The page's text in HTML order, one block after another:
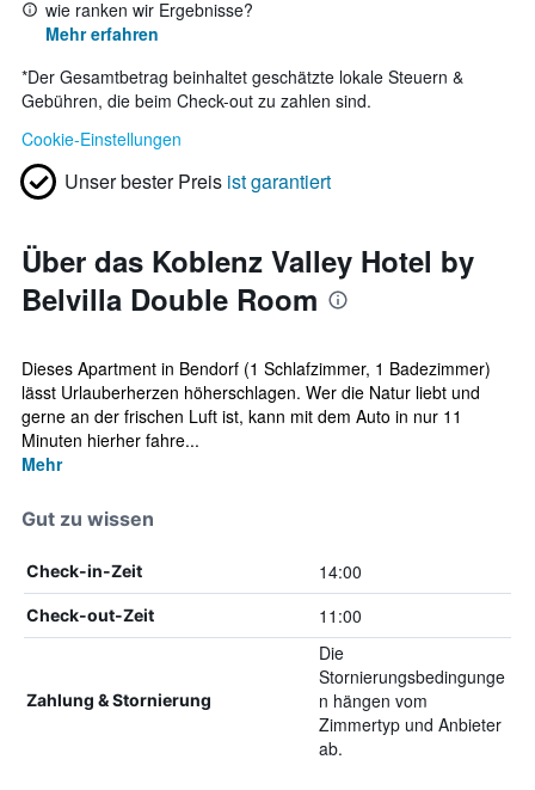
wie ranken wir Ergebnisse?
Mehr erfahren
*Der Gesamtbetrag beinhaltet geschätzte lokale Steuern &
Gebühren, die beim Check-out zu zahlen sind.
Cookie-Einstellungen
Unser bester Preis ist garantiert
Über das Koblenz Valley Hotel by
Belvilla Double Room
Dieses Apartment in Bendorf (1 Schlafzimmer, 1 Badezimmer)
lässt Urlauberherzen höherschlagen. Wer die Natur liebt und
gerne an der frischen Luft ist, kann mit dem Auto in nur 11
Minuten hierher fahre...
Mehr
Gut zu wissen
Check-in-Zeit 14:00
Check-out-Zeit 11:00
Zahlung & Stornierung
Die
Stornierungsbedingunge
n hängen vom
Zimmertyp und Anbieter
ab.